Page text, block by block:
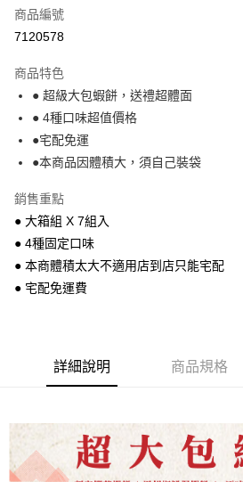
LINE Pay
悠遊付
Google Pay
全盈+PAY
ATM付款
宅配
每筆NT$140，滿NT$3,000(含以上)免運費
商品編號
7120578
商品特色
● 超級大包蝦餅，送禮超體面
● 4種口味超值價格
●宅配免運
●本商品因體積大，須自己裝袋
銷售重點
● 大箱組 X 7組入
● 4種固定口味
● 本商體積太大不適用店到店只能宅配
● 宅配免運費
詳細說明 商品規格